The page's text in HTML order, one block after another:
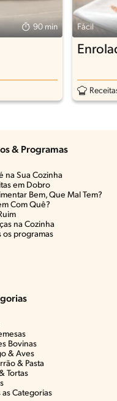
90 min Fácil
& Programas​
na Sua Cozinha
em Dobro
Bem, Que Mal Tem?​
Com Quê?​
na Cozinha​
os programas
Bovinas​
& Aves​
& Pasta​
Tortas​
as Categorias